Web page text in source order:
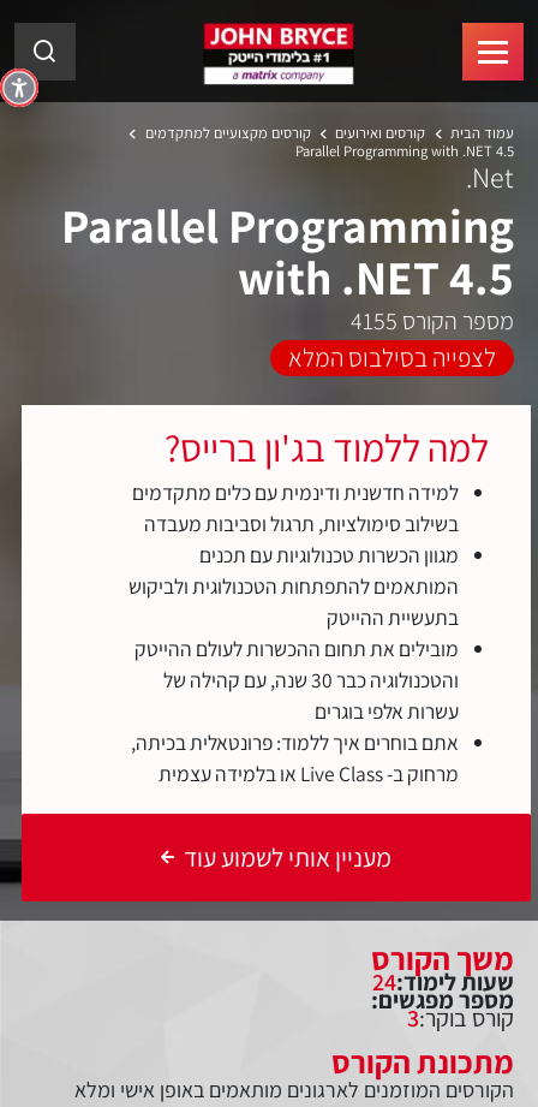
עמוד הבית קורסים ואירועים
קורסים מקצועיים למתקדמים
Parallel Programming with .NET 4.5
Net.
Parallel Programming
with .NET 4.5
מספר הקורס 4155
לצפייה בסילבוס המלא
למה ללמוד בג'ון ברייס?
למידה חדשנית ודינמית עם כלים מתקדמים
בשילוב סימולציות, תרגול וסביבות מעבדה
מגוון הכשרות טכנולוגיות עם תכנים
המותאמים להתפתחות הטכנולוגית ולביקוש
בתעשיית ההייטק
מובילים את תחום ההכשרות לעולם ההייטק
והטכנולוגיה כבר 30 שנה, עם קהילה של
עשרות אלפי בוגרים
אתם בוחרים איך ללמוד: פרונטאלית בכיתה,
מרחוק ב- Live Class או בלמידה עצמית
מעניין אותי לשמוע עוד
משך הקורס
שעות לימוד:24
מספר מפגשים:
קורס בוקר:3
מתכונת הקורס
הקורסים המוזמנים לארגונים מותאמים באופן אישי ומלא